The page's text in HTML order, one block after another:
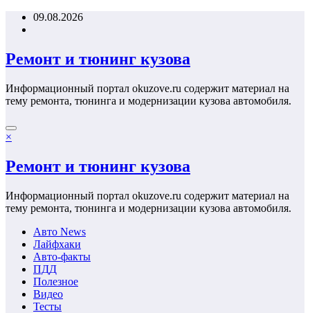
Перейти09.08.2026
Ремонт и тюнинг кузова
Информационный портал okuzove.ru содержит материал на
тему ремонта, тюнинга и модернизации кузова автомобиля.
×
Ремонт и тюнинг кузова
Информационный портал okuzove.ru содержит материал на
тему ремонта, тюнинга и модернизации кузова автомобиля.
Авто News
Лайфхаки
Авто-факты
ПДД
Полезное
Видео
Тесты